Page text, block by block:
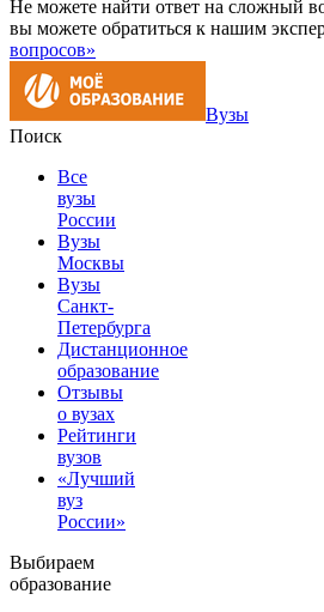
Не можете найти ответ на сложный
вы можете обратиться к нашим
вопросов»
Вузы
Поиск
Все
вузы
России
Вузы
Москвы
Вузы
Санкт-
Петербурга
Дистанционное
образование
Отзывы
о вузах
Рейтинги
вузов
«Лучший
вуз
России»
Выбираем
образование